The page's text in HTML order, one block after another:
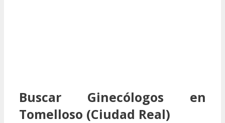
Buscar Ginecólogos en
Tomelloso (Ciudad Real)